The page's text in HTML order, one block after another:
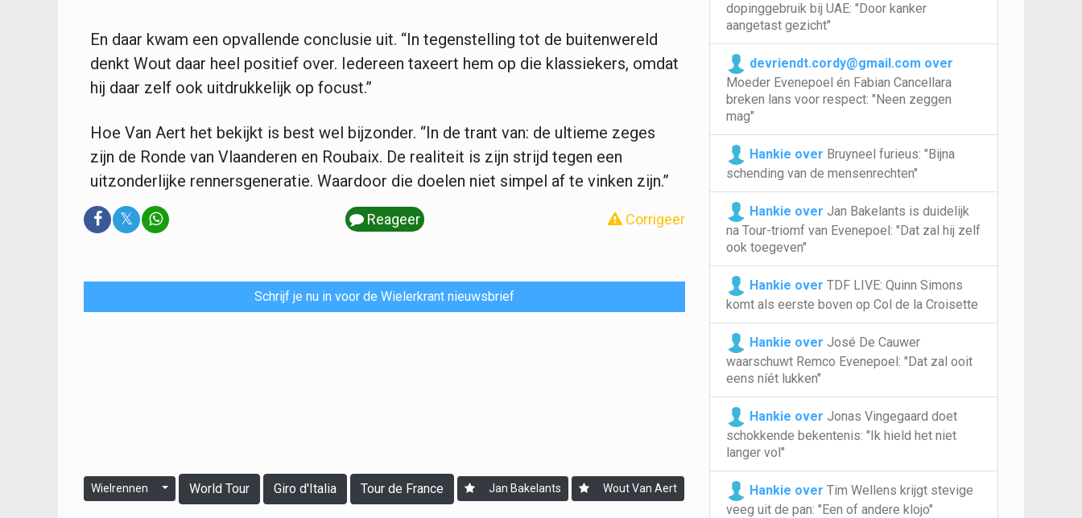
En daar kwam een opvallende conclusie uit. “In tegenstelling tot de buitenwereld
denkt Wout daar heel positief over. Iedereen taxeert hem op die klassiekers, omdat
hij daar zelf ook uitdrukkelijk op focust.”
Hoe Van Aert het bekijkt is best wel bijzonder. “In de trant van: de ultieme zeges
zijn de Ronde van Vlaanderen en Roubaix. De realiteit is zijn strijd tegen een
uitzonderlijke rennersgeneratie. Waardoor die doelen niet simpel af te vinken zijn.”
𝕏 Reageer Corrigeer
Schrijf je nu in voor de Wielerkrant nieuwsbrief
Wielrennen World Tour Giro d'Italia Tour de France Jan Bakelants Wout Van Aert
dopinggebruik bij UAE: "Door kanker
aangetast gezicht"
devriendt.cordy@gmail.com over
Moeder Evenepoel én Fabian Cancellara
breken lans voor respect: "Neen zeggen
mag"
Hankie over Bruyneel furieus: "Bijna
schending van de mensenrechten"
Hankie over Jan Bakelants is duidelijk
na Tour-triomf van Evenepoel: "Dat zal hij zelf
ook toegeven"
Hankie over TDF LIVE: Quinn Simons
komt als eerste boven op Col de la Croisette
Hankie over José De Cauwer
waarschuwt Remco Evenepoel: "Dat zal ooit
eens níét lukken"
Hankie over Jonas Vingegaard doet
schokkende bekentenis: "Ik hield het niet
langer vol"
Hankie over Tim Wellens krijgt stevige
veeg uit de pan: "Een of andere klojo"